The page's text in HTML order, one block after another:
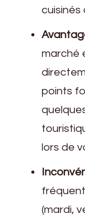
cuisinés
marché
points
lors de
(mardi,